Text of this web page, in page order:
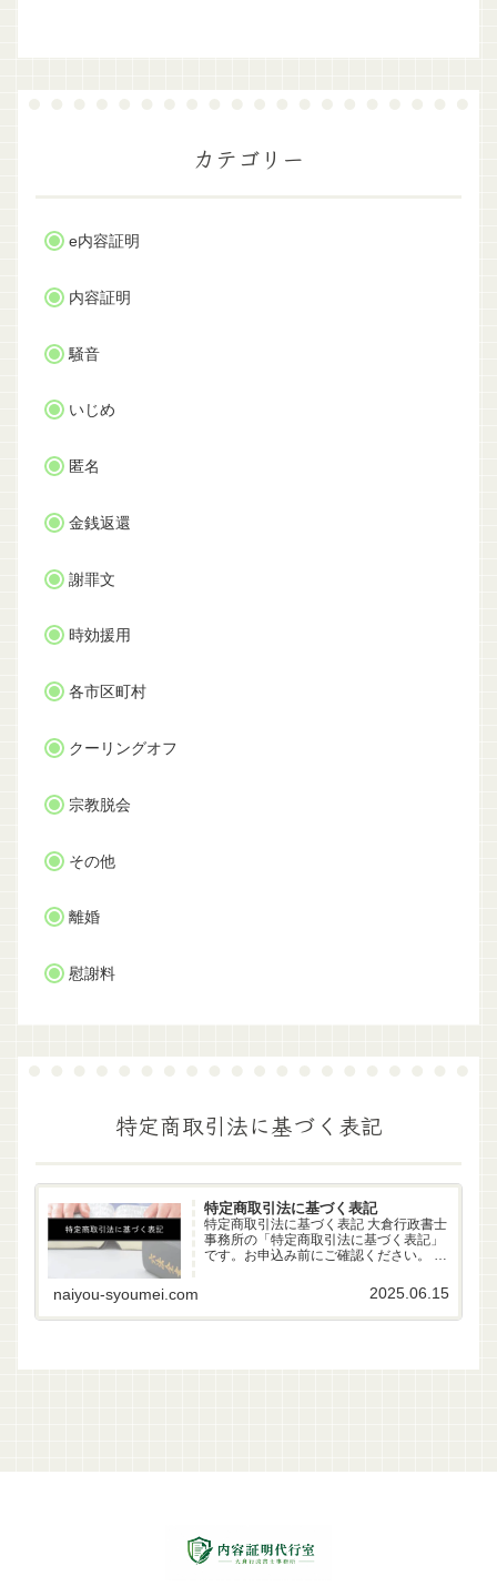
カテゴリー
e内容証明
内容証明
騒音
いじめ
匿名
金銭返還
謝罪文
時効援用
各市区町村
クーリングオフ
宗教脱会
その他
離婚
慰謝料
特定商取引法に基づく表記
特定商取引法に基づく表記
特定商取引法に基づく表記 大倉行政書士
事務所の「特定商取引法に基づく表記」
です。お申込み前にご確認ください。 事
書士 大倉雄偉（第22261170号） 所在地
〒630-83-0252 奈良県生駒市山...
naiyou-syoumei.com 2025.06.15